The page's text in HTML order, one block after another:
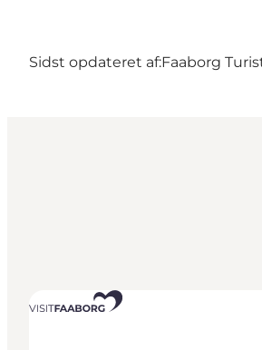
Sidst opdateret af:Faaborg